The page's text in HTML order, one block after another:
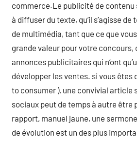
commerce.Le publicité de contenu
à diffuser du texte, qu’il s’agisse de
de multimédia, tant que ce que
grande valeur pour votre
annonces publicitaires qui n’ont
développer les ventes. si vous êtes
to consumer ), une convivial article
sociaux peut de temps à autre être
rapport, manuel jaune, une
de évolution est un des plus